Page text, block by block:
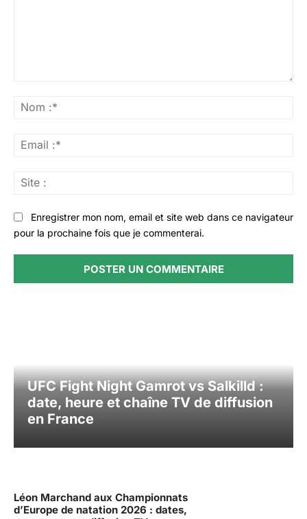
Enregistrer mon nom, email et site web dans ce navigateur
pour la prochaine fois que je commenterai.
UFC Fight Night Gamrot vs Salkilld :
date, heure et chaîne TV de diffusion
en France
Léon Marchand aux Championnats
d’Europe de natation 2026 : dates,